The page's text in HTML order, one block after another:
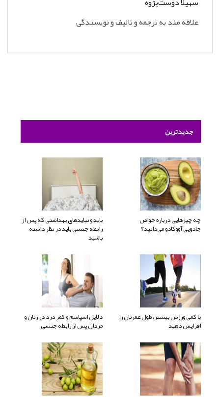
علاقه مند به ترجمه و تالیف و نویسندگی
جدیدترین
چه چیزهایی درباره خواص
جادویی آووکادو می‌دانید؟
باید و نبایدهای بهداشتی که پس از
رابطه جنسی باید در نظر داشته
باشید
با کمی ورزش بیشتر، طول عمرتان را
افزایش دهید
دلایل اسپاسم و کمر درد در زنان و
مردان پس از رابطه جنسی